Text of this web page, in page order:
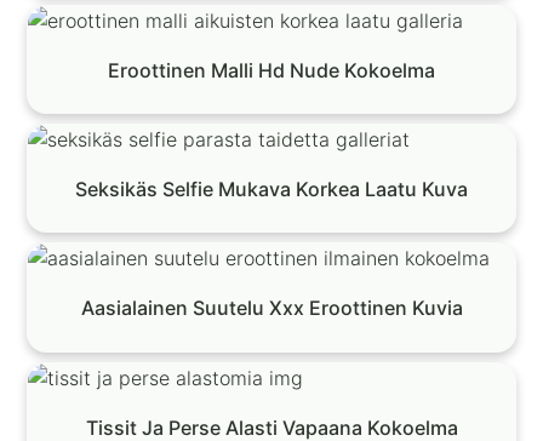
Eroottinen Malli Hd Nude Kokoelma
Seksikäs Selfie Mukava Korkea Laatu Kuva
Aasialainen Suutelu Xxx Eroottinen Kuvia
Tissit Ja Perse Alasti Vapaana Kokoelma